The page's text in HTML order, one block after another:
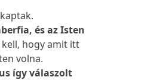
és az Isten
hogy amit itt
volna.
így válaszolt